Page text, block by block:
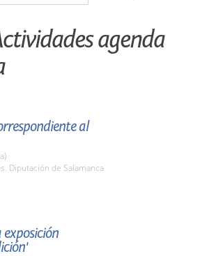
agenda
al
Diputación de Salamanca
exposición